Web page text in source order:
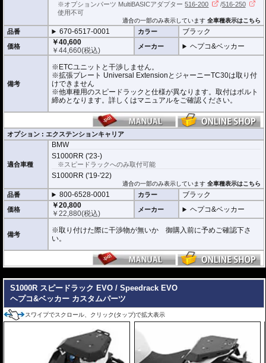
※オプションパーツ MultiBASICアダプター516-200 /516-250
使用不可
適合の一部のみ表示しています全車種表示はこちら
品番 670-6517-0001 カラー ブラック
価格
￥40,600
￥44,660(税込) メーカー ヘプコ&ベッカー
備考
※ETCユニットと干渉しません。
※拡張プレート Universal ExtensionとジャーニーTC30は取り付
けできません
※他車種用のスピードラックと仕様が異なります。取付はボルト
締めとなります。詳しくはマニュアルをご確認ください。
オプション : エクステンションキャリア
適合車種
BMW
S1000RR ('23-)
※スピードラックへのみ取付可能
S1000RR ('19-'22)
適合の一部のみ表示しています全車種表示はこちら
品番 800-6528-0001 カラー ブラック
価格
￥20,800
￥22,880(税込) メーカー ヘプコ&ベッカー
備考
※取り付けた際に干渉物が無いか 御購入前に予めご確認下さ
い。
S1000R スピードラック EVO / Speedrack EVO
ヘプコ&ベッカー カスタムパーツ
スワイプでスクロール、クリック(タップ)で拡大表示